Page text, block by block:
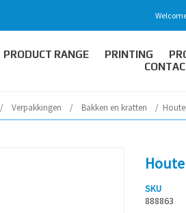
PRODUCT RANGE PRINTING
/ Verpakkingen / Bakken en kratten /
SKU
888863